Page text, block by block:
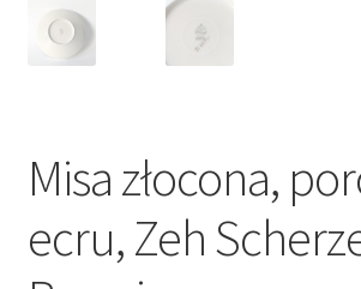
Misa złocona,
ecru, Zeh